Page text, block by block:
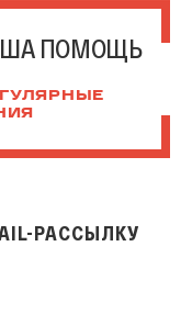
ПОМОЩЬ
РАССЫЛКУ